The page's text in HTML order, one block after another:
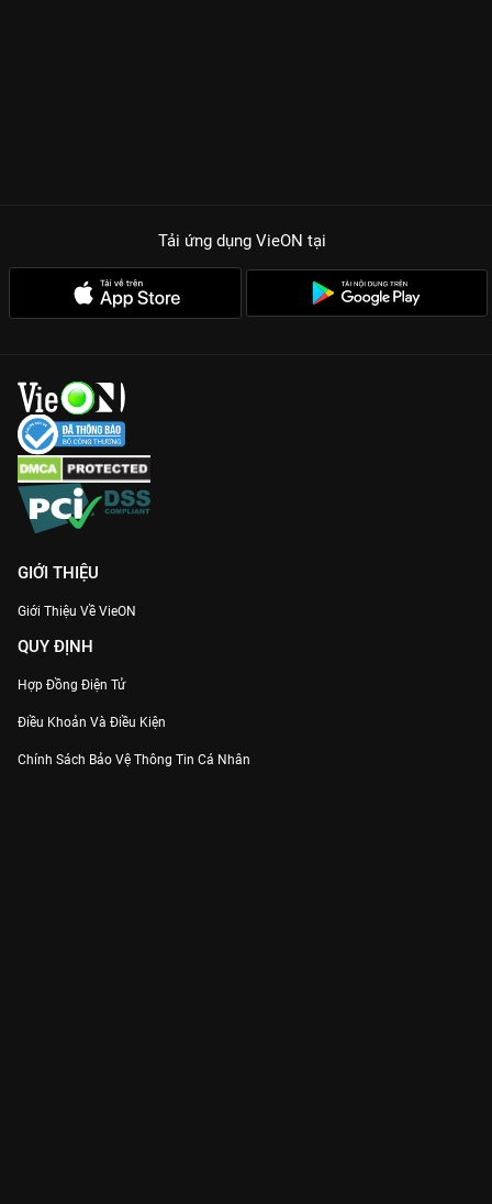
Tải ứng dụng VieON tại
GIỚI THIỆU
Giới Thiệu Về VieON
QUY ĐỊNH
Hợp Đồng Điện Tử
Điều Khoản Và Điều Kiện
Chính Sách Bảo Vệ Thông Tin Cá Nhân